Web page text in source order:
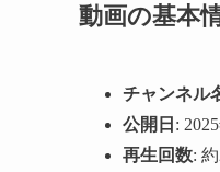
動画の基本
チャンネル
公開日 :
再生回数: